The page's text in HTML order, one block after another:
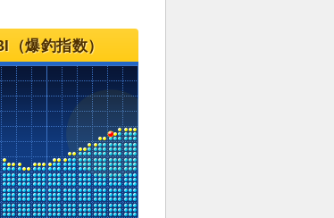
（爆釣指数）